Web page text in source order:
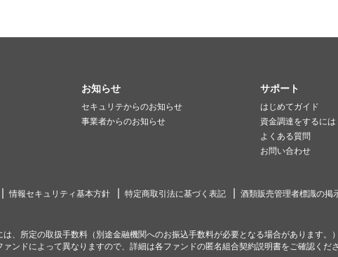
お知らせ
セキュリテからのお知らせ
事業者からのお知らせ
サポート
はじめてガイド
資金調達をするには
よくある質問
お問い合わせ
情報セキュリティ基本方針 特定商取引法に基づく表記 酒類販売管理者標識の掲
、所定の取扱手数料（別途金融機関へのお振込手数料が必要となる場合があります。
ンドによって異なりますので、詳細は各ファンドの匿名組合契約説明書をご確認くださ